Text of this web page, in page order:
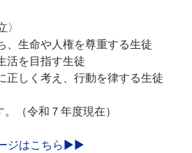
生命や人権を尊重する生徒
を目指す生徒
しく考え、行動を律する生徒
（令和７年度現在）
ジはこちら▶▶